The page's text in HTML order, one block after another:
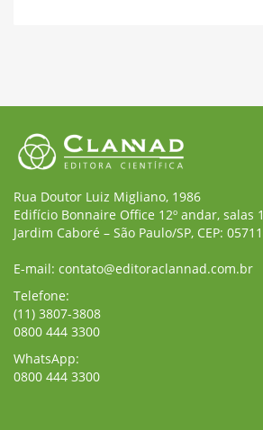
Rua Doutor Luiz Migliano, 1986
Edifício Bonnaire Office 12º andar, salas
Jardim Caboré – São Paulo/SP, CEP:
E-mail: contato@editoraclannad.com.br
Telefone:
(11) 3807-3808
0800 444 3300
WhatsApp:
0800 444 3300